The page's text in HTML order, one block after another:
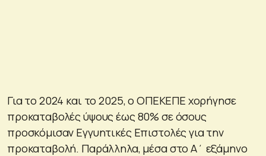
Για το 2024 και το 2025, ο ΟΠΕΚΕΠΕ χορήγησε
προκαταβολές ύψους έως 80% σε όσους
προσκόμισαν Εγγυητικές Επιστολές για την
προκαταβολή. Παράλληλα, μέσα στο Α΄ εξάμηνο